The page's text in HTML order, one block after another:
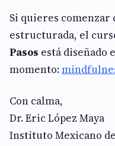
Si quieres comenzar
estructurada, el
Pasos está diseñado
momento:
Con calma,
Dr. Eric López Maya
Instituto Mexicano